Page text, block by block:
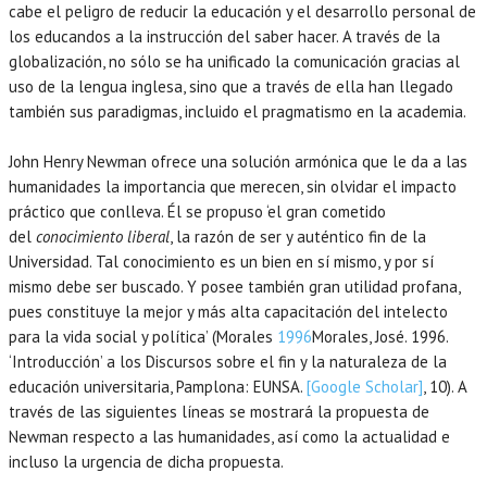
cabe el peligro de reducir la educación y el desarrollo personal de
los educandos a la instrucción del saber hacer. A través de la
globalización, no sólo se ha unificado la comunicación gracias al
uso de la lengua inglesa, sino que a través de ella han llegado
también sus paradigmas, incluido el pragmatismo en la academia.
John Henry Newman ofrece una solución armónica que le da a las
humanidades la importancia que merecen, sin olvidar el impacto
práctico que conlleva. Él se propuso ‘el gran cometido
del conocimiento liberal, la razón de ser y auténtico fin de la
Universidad. Tal conocimiento es un bien en sí mismo, y por sí
mismo debe ser buscado. Y posee también gran utilidad profana,
pues constituye la mejor y más alta capacitación del intelecto
para la vida social y política’ (Morales 1996Morales,José. 1996.
‘Introducción’ a los Discursos sobre el fin y la naturaleza de la
educación universitaria,Pamplona: EUNSA. [Google Scholar], 10). A
través de las siguientes líneas se mostrará la propuesta de
Newman respecto a las humanidades, así como la actualidad e
incluso la urgencia de dicha propuesta.